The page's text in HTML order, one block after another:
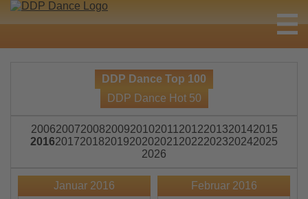
DDP Dance Top 100
DDP Dance Hot 50
200620072008200920102011 2012201320142015
201620172018201920202021 2022202320242025
2026
Januar 2016 Februar 2016